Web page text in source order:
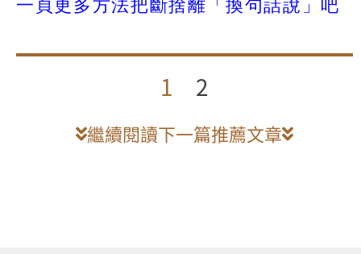
一頁更多方法把斷捨離「換句話說」吧
1 2
繼續閱讀下一篇推薦文章